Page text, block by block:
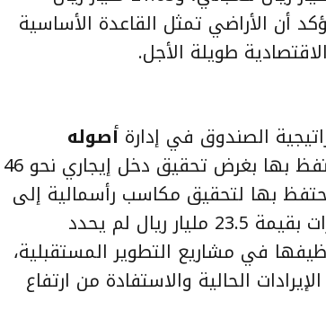
أن الأراضي تمثل القاعدة الأساسية
طويلة الأجل.
الصندوق في إدارة أصوله
، حيث بلغت قيمة العقارات المحتفظ بها بغرض تحقيق دخل إيجاري نحو 46
بها لتحقيق مكاسب رأسمالية إلى
10.9 مليار ريال. كما يمتلك الصندوق عقارات بقيمة 23.5 مليار ريال لم يحدد
في مشاريع التطوير المستقبلية،
الحالية والاستفادة من ارتفاع